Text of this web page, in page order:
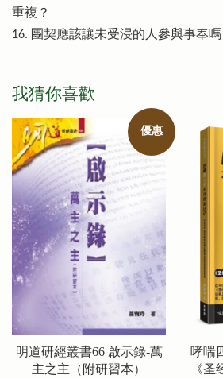
重複？
16. 團契應該讓未受浸的人參與事奉嗎
我猜你喜歡
優惠
明道研經叢書66 啟示錄-萬
主之主（附研習本）
哮喘
《